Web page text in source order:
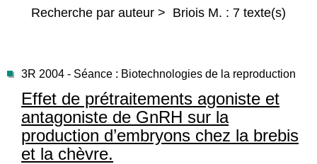
Recherche par auteur > Briois M. : 7 texte(s)
3R 2004 - Séance : Biotechnologies de la reproduction
Effet de prétraitements agoniste et
antagoniste de GnRH sur la
production d’embryons chez la brebis
et la chèvre.